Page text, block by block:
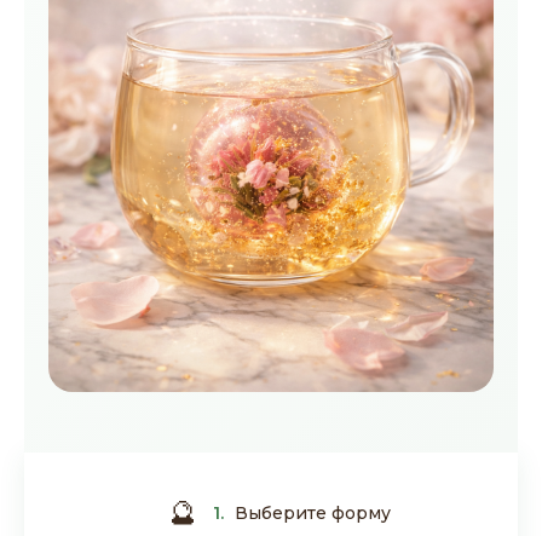
🔮 1. Выберите форму